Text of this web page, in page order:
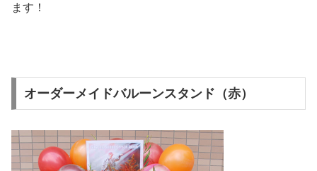
ます！
オーダーメイドバルーンスタンド（赤）